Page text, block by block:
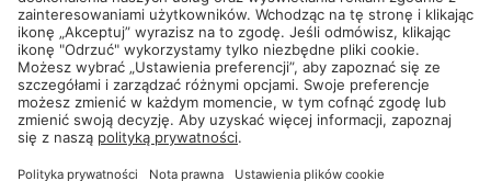
Newsletter
Ogólne warunki i dostawy
Wytyczne i zobowiązania